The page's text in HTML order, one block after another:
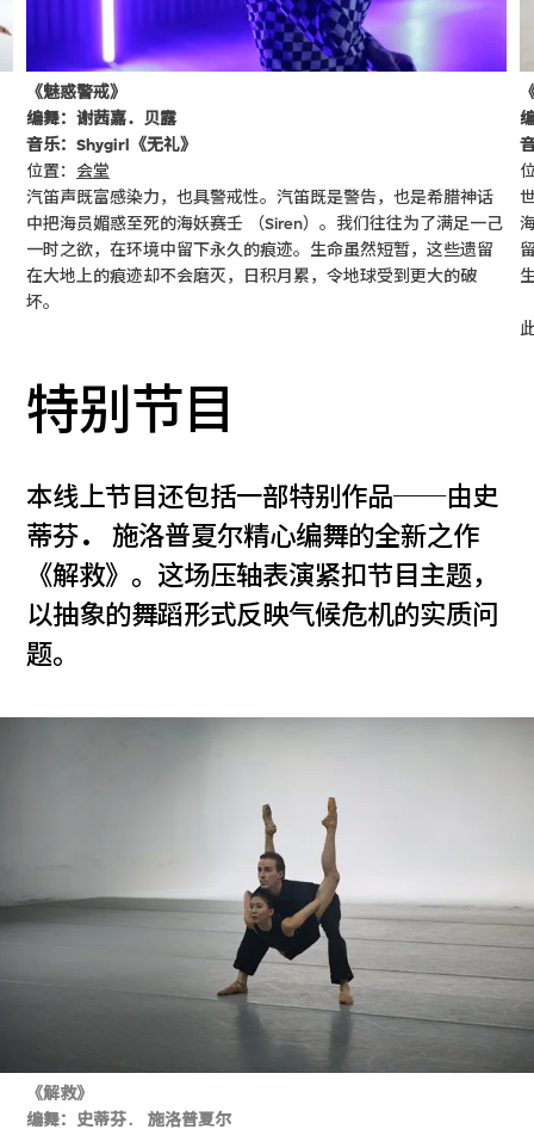
《魅惑警戒》
编舞：谢茜嘉．贝露
音乐：Shygirl《无礼》
位置： 会堂
汽笛声既富感染力，也具警戒性。汽笛既是警告，也是希腊神话
中把海员媚惑至死的海妖赛壬 （Siren）。我们往往为了满足一己
一时之欲，在环境中留下永久的痕迹。生命虽然短暂，这些遗留
在大地上的痕迹却不会磨灭，日积月累，令地球受到更大的破
坏。
特别节目
本线上节目还包括一部特别作品──由史
蒂芬．
施洛普夏尔精心编舞的全新之作
《解救》。这场压轴表演紧扣节目主题，
以抽象的舞蹈形式反映气候危机的实质问
题。
《解救》
编舞：史蒂芬．施洛普夏尔